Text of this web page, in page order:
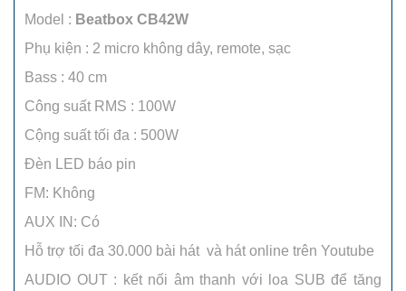
Model : Beatbox CB42W
Phụ kiện : 2 micro không dây, remote, sạc
Bass : 40 cm
Công suất RMS : 100W
Cộng suất tối đa : 500W
Đèn LED báo pin
FM: Không
AUX IN: Có
Hỗ trợ tối đa 30.000 bài hát và hát online trên Youtube
AUDIO OUT : kết nối âm thanh với loa SUB để tăng